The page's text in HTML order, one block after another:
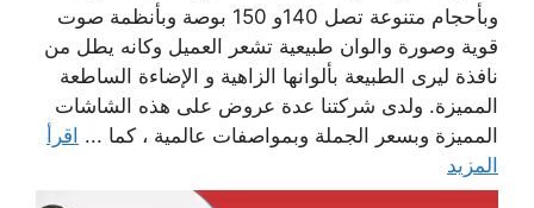
وبأحجام متنوعة تصل 140و 150 بوصة وبأنظمة صوت
قوية وصورة والوان طبيعية تشعر العميل وكانه يطل من
نافذة ليرى الطبيعة بألوانها الزاهية و الإضاءة الساطعة
المميزة. ولدى شركتنا عدة عروض على هذه الشاشات
المميزة وبسعر الجملة وبمواصفات عالمية ، كما ... اقرأ
المزيد